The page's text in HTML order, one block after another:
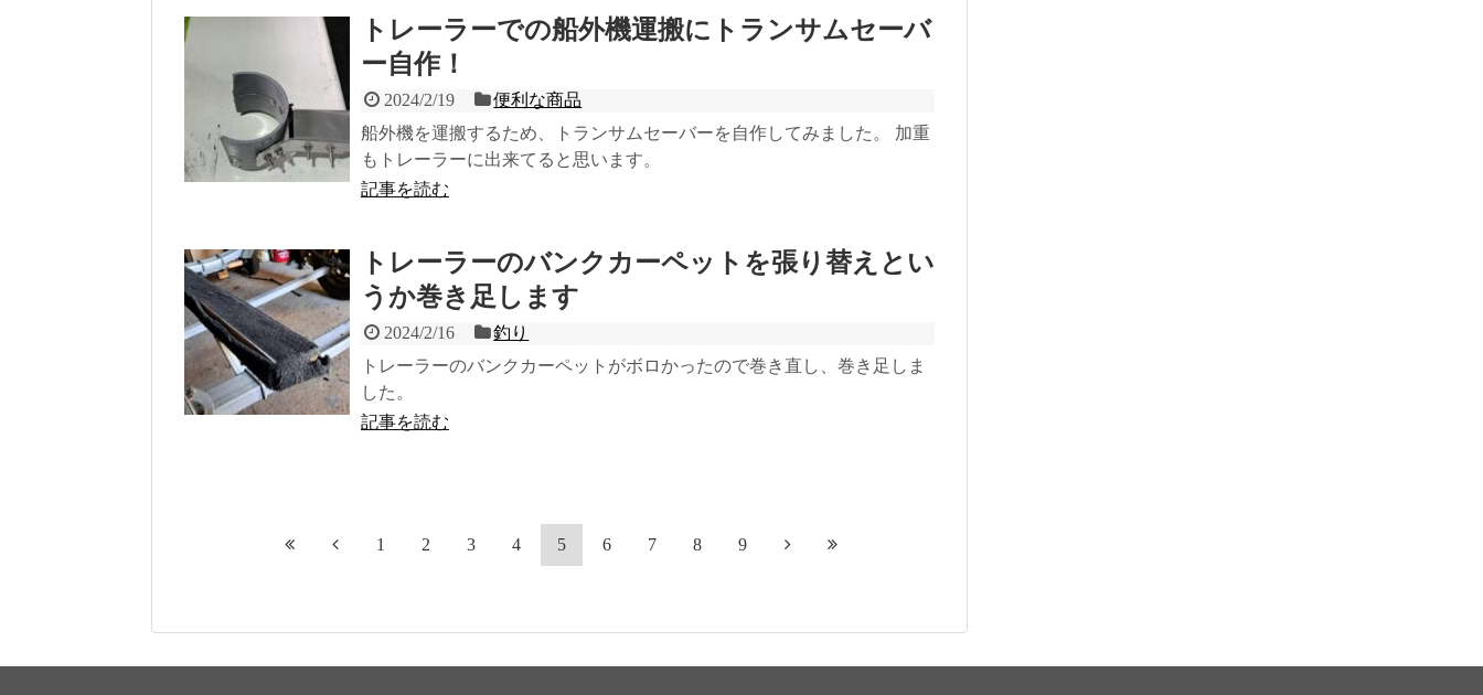
トレーラーでの船外機運搬にトランサムセーバ
ー自作！
2024/2/19
便利な商品
船外機を運搬するため、トランサムセーバーを自作してみました。 加重
もトレーラーに出来てると思います。
記事を読む
トレーラーのバンクカーペットを張り替えとい
うか巻き足します
2024/2/16
釣り
トレーラーのバンクカーペットがボロかったので巻き直し、巻き足しま
した。
記事を読む
1 2 3 4 5 6 7 8 9